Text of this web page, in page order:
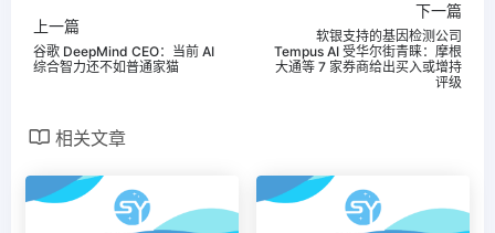
上一篇
谷歌 DeepMind CEO：当前 AI
综合智力还不如普通家猫
下一篇
软银支持的基因检测公司
Tempus AI 受华尔街青睐：摩根
大通等 7 家券商给出买入或增持
评级
相关文章